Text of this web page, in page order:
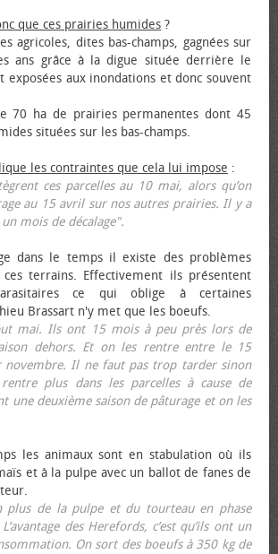
que ces prairies humides ?
agricoles, dites bas-champs, gagnées sur
ans grâce à la digue située derrière le
exposées aux inondations et donc souvent
70 ha de prairies permanentes dont 45
situées sur les bas-champs.
les contraintes que cela lui impose :
ces parcelles au 10 mai, alors qu’on
au 15 avril sur nos autres prairies. Il y a
mois de décalage".
dans le temps il existe des problèmes
terrains. Effectivement ils présentent
ce qui oblige à certaines
Brassart n'y met que les bœufs.
mai. Ils ont 15 mois à peu près lors de
dehors. Et on les rentre entre le 15
novembre. Il ne faut pas trop tarder sinon
plus dans les parcelles à cause de
une deuxième saison de pâturage et on les
les animaux sont en stabulation où ils
et à la pulpe avec un ballot de fanes de
plus de la pulpe et du tourteau en phase
des Herefords, c’est qu’ils ont un
On sort des bœufs à 350 kg de